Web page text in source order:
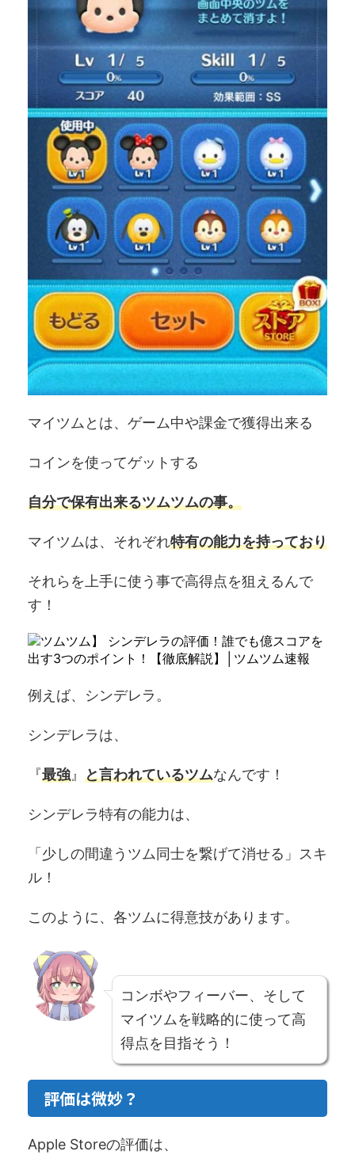
マイツムとは、ゲーム中や課金で獲得出来る
コインを使ってゲットする
自分で保有出来るツムツムの事。
マイツムは、それぞれ特有の能力を持っており
それらを上手に使う事で高得点を狙えるんで
す！
例えば、シンデレラ。
シンデレラは、
『最強 』 と言われているツムなんです！
シンデレラ特有の能力は、
「少しの間違うツム同士を繋げて消せる」スキ
ル！
このように、各ツムに得意技があります。
コンボやフィーバー、そして
マイツムを戦略的に使って高
得点を目指そう！
評価は微妙？
Apple Storeの評価は、